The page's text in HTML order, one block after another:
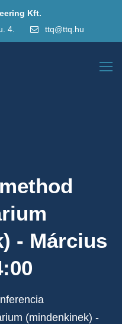
Kft.
4.
ttq@ttq.hu
- Március
(mindenkinek) -